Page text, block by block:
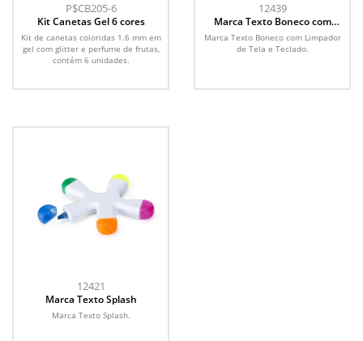
P$CB205-6
Kit Canetas Gel 6 cores
Kit de canetas coloridas 1.6 mm em
gel com glitter e perfume de frutas,
contém 6 unidades.
12439
Marca Texto Boneco com
Limpador de Tela e Teclado
Marca Texto Boneco com Limpador
de Tela e Teclado.
12421
Marca Texto Splash
Marca Texto Splash.